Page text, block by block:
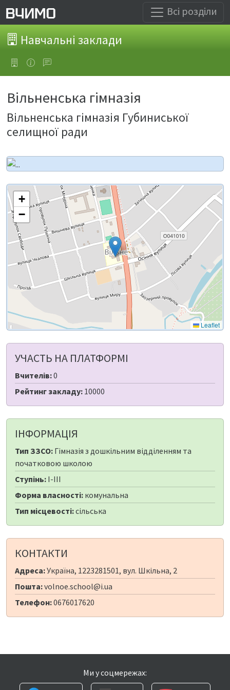
Всі розділи
Навчальні заклади
Вільненська гімназія
Вільненська гімназія Губиниської
селищної ради
+
−
Leaflet
УЧАСТЬ НА ПЛАТФОРМІ
Вчителів:0
Рейтинг закладу: 10000
ІНФОРМАЦІЯ
Тип ЗЗСО: Гімназія з дошкільним відділенням та
початковою школою
Ступінь: I-III
Форма власності: комунальна
Тип місцевості:сільська
КОНТАКТИ
Адреса:Україна, 1223281501, вул. Шкільна, 2
Пошта:volnoe.school@i.ua
Телефон:0676017620
Ми у соцмережах: